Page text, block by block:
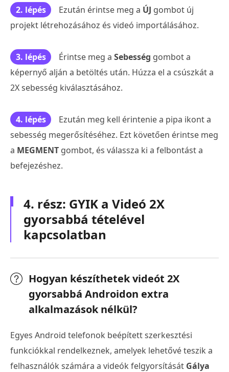
2. lépés Ezután érintse meg a ÚJ gombot új
projekt létrehozásához és videó importálásához.
3. lépés Érintse meg a Sebesség gombot a
képernyő alján a betöltés után. Húzza el a csúszkát a
2X sebesség kiválasztásához.
4. lépés
Ezután meg kell érintenie a pipa ikont a
sebesség megerősítéséhez. Ezt követően érintse meg
a MEGMENT gombot, és válassza ki a felbontást a
befejezéshez.
4. rész: GYIK a Videó 2X
gyorsabbá tételével
kapcsolatban
Hogyan készíthetek videót 2X
gyorsabbá Androidon extra
alkalmazások nélkül?
Egyes Android telefonok beépített szerkesztési
funkciókkal rendelkeznek, amelyek lehetővé teszik a
felhasználók számára a videók felgyorsítását Gálya